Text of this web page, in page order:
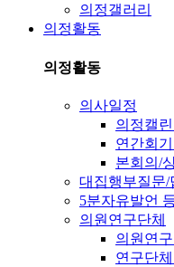
의정갤러리
의정활동
의정활동
의사일정
의정캘린
연간회
본회의/
대집행부질문/
5분자유발언
의원연구단체
의원연
연구단